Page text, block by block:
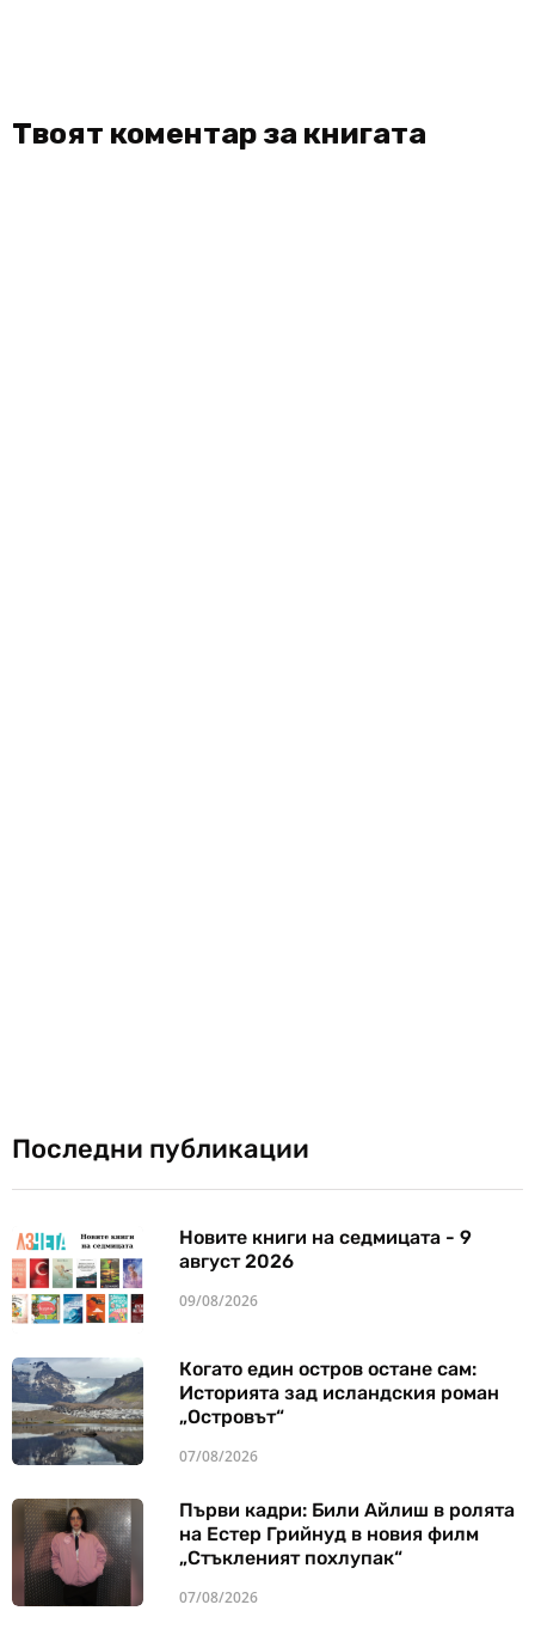
Твоят коментар за книгата
Последни публикации
Новите книги на седмицата - 9
август 2026
09/08/2026
Когато един остров остане сам:
Историята зад исландския роман
„Островът“
07/08/2026
Първи кадри: Били Айлиш в ролята
на Естер Грийнуд в новия филм
„Стъкленият похлупак“
07/08/2026